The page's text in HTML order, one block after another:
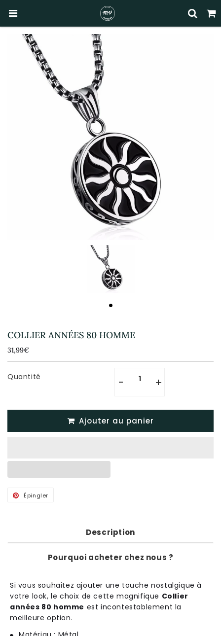
COLLIER ANNÉES 80 HOMME
31,99€
Unit
price
Quantité - +
Ajouter au panier
Épingler
Description
Pourquoi acheter chez nous ?
Si vous souhaitez ajouter une touche nostalgique à
votre look, le choix de cette magnifique Collier
années 80 homme est incontestablement la
meilleure option.